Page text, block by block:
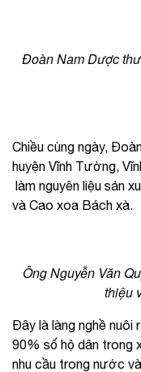
Đoàn Nam Dược
Chiều cùng ngày,
huyện Vĩnh Tường,
làm nguyên liệu sản
và Cao xoa Bách xà.
Ông Nguyễn Văn
thiệu
Đây là làng nghề nuôi
90% số hộ dân trong
nhu cầu trong nước